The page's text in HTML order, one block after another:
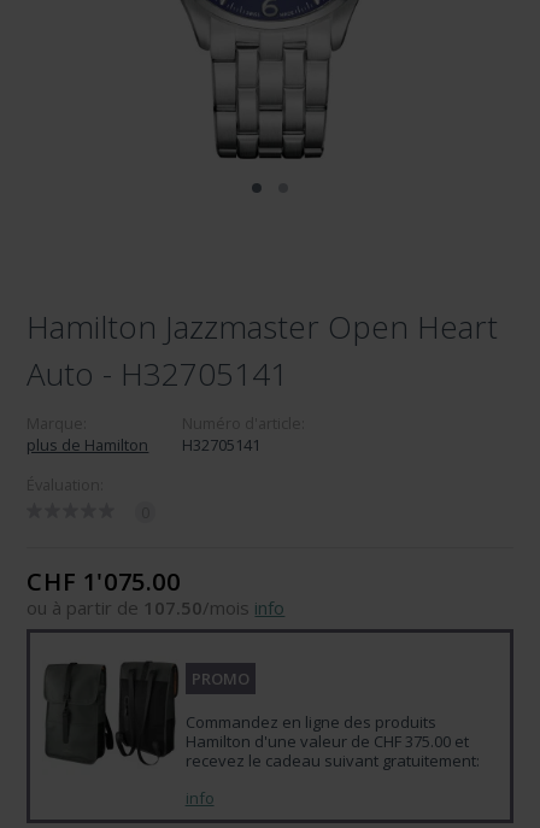
Hamilton Jazzmaster Open Heart
Auto - H32705141
plus de Hamilton
H32705141
CHF 1'075.00
ou à partir de 107.50/mois info
PROMO
Commandez en ligne des produits
Hamilton d'une valeur de CHF 375.00 et
recevez le cadeau suivant gratuitement:
info